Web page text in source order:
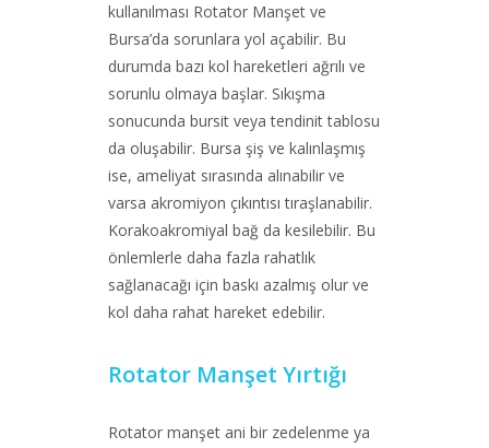
kullanılması Rotator Manşet ve
Bursa’da sorunlara yol açabilir. Bu
durumda bazı kol hareketleri ağrılı ve
sorunlu olmaya başlar. Sıkışma
sonucunda bursit veya tendinit tablosu
da oluşabilir. Bursa şiş ve kalınlaşmış
ise, ameliyat sırasında alınabilir ve
varsa akromiyon çıkıntısı tıraşlanabilir.
Korakoakromiyal bağ da kesilebilir. Bu
önlemlerle daha fazla rahatlık
sağlanacağı için baskı azalmış olur ve
kol daha rahat hareket edebilir.
Rotator Manşet Yırtığı
Rotator manşet ani bir zedelenme ya